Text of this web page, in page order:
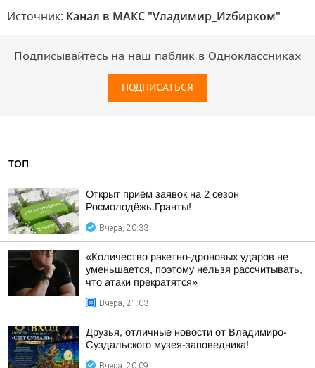
Источник: Канал в МАКС "Vладимир_Иzбирком"
Подписывайтесь на наш паблик в Одноклассниках
ПОДПИСАТЬСЯ
ТОП
Открыт приём заявок на 2 сезон
Росмолодёжь.Гранты!
Вчера, 20:33
«Количество ракетно-дроновых ударов не
уменьшается, поэтому нельзя рассчитывать,
что атаки прекратятся»
Вчера, 21:03
Друзья, отличные новости от Владимиро-
Суздальского музея-заповедника!
Вчера, 20:09